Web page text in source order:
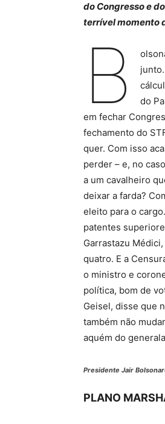
do Congresso e
terrível momento
B
do
em fechar
fechamento do
quer. Com isso
perder – e, no
a um cavalheiro
deixar a farda?
eleito para o
patentes
Garrastazu
quatro. E a
o ministro e
política, bom de
Geisel, disse que
também não
aquém do
Presidente Jair
PLANO